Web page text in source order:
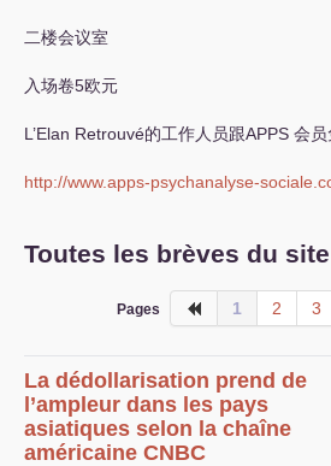
二楼会议室
入场卷5欧元
L’Elan Retrouvé的工作人员跟APPS 会员
http://www.apps-psychanalyse-
Toutes les brèves du site
Pages 1 2 3
La dédollarisation prend de
l’ampleur dans les pays
asiatiques selon la chaîne
américaine CNBC